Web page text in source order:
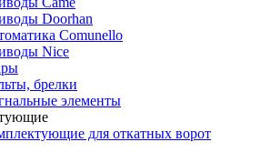
Doorhan
Comunello
Nice
брелки
элементы
для откатных ворот